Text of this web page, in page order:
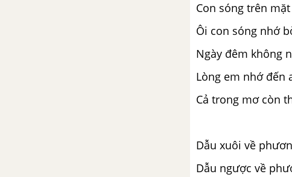
Con sóng trên
Ôi con sóng nhớ
Ngày đêm không
Lòng em nhớ đến
Cả trong mơ còn
Dẫu xuôi về
Dẫu ngược về